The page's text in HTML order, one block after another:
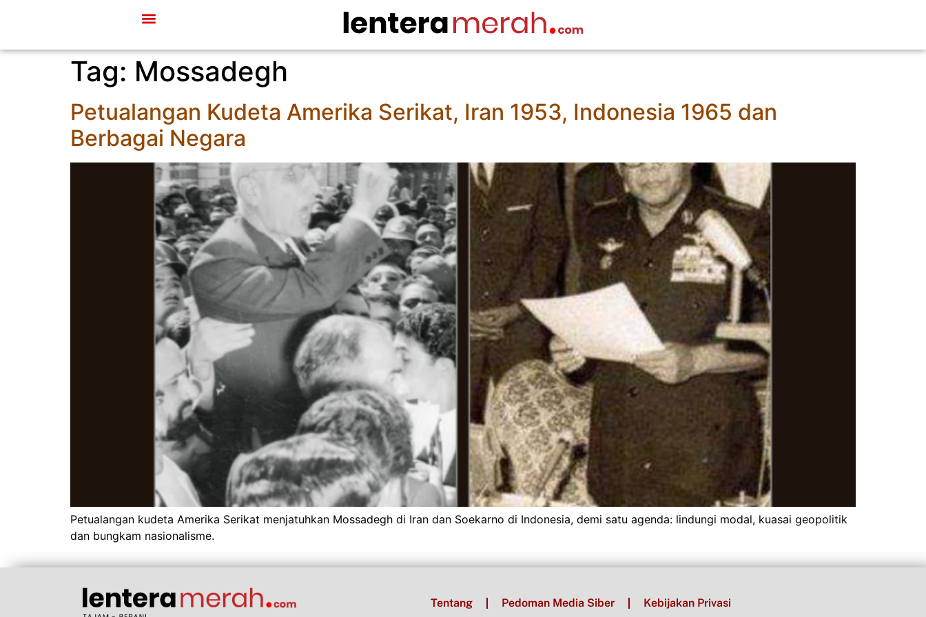
Tag: Mossadegh
Petualangan Kudeta Amerika Serikat, Iran 1953, Indonesia 1965 dan
Berbagai Negara
Petualangan kudeta Amerika Serikat menjatuhkan Mossadegh di Iran dan Soekarno di Indonesia, demi satu agenda: lindungi modal, kuasai geopolitik
dan bungkam nasionalisme.
Tentang Pedoman Media Siber Kebijakan Privasi